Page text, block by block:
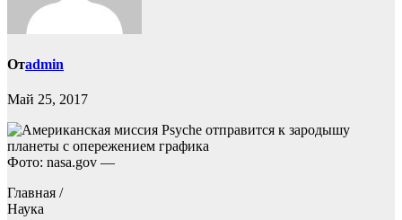
Отadmin
Май 25, 2017
Фото: nasa.gov —
Главная /
Наука